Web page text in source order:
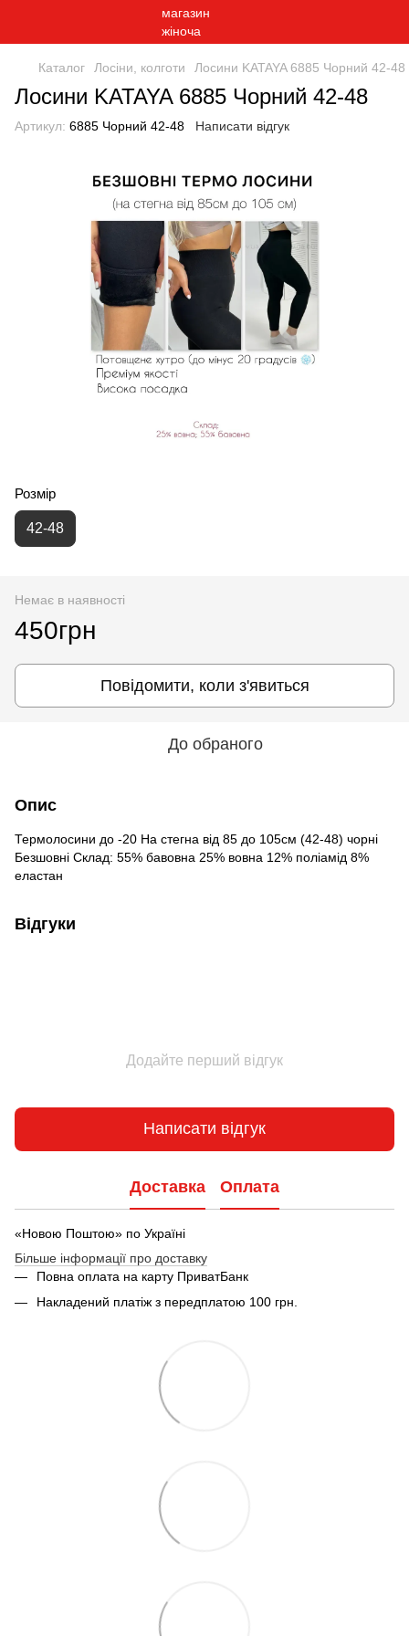
Каталог Лосіни, колготи Лосини KATAYA 6885 Чорний 42-48
Лосини KATAYA 6885 Чорний 42-48
Артикул: 6885 Чорний 42-48 Написати відгук
Розмір
42-48
Немає в наявності
450грн
Повідомити, коли з'явиться
До обраного
Опис
Термолосини до -20 На стегна від 85 до 105см (42-48) чорні
Безшовні Склад: 55% бавовна 25% вовна 12% поліамід 8%
еластан
Відгуки
Додайте перший відгук
Написати відгук
Доставка Оплата
«Новою Поштою» по Україні
Більше інформації про доставку
Повна оплата на карту ПриватБанк
Накладений платіж з передплатою 100 грн.